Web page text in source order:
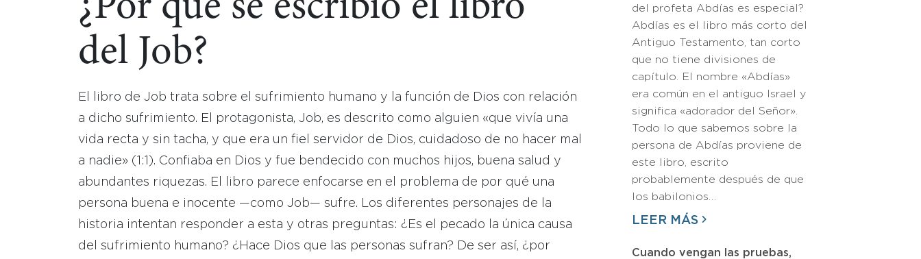
¿Por qué se escribió el libro
del Job?
El libro de Job trata sobre el sufrimiento humano y la función de Dios con relación
a dicho sufrimiento. El protagonista, Job, es descrito como alguien «que vivía una
vida recta y sin tacha, y que era un fiel servidor de Dios, cuidadoso de no hacer mal
a nadie» (1:1). Confiaba en Dios y fue bendecido con muchos hijos, buena salud y
abundantes riquezas. El libro parece enfocarse en el problema de por qué una
persona buena e inocente —como Job— sufre. Los diferentes personajes de la
historia intentan responder a esta y otras preguntas: ¿Es el pecado la única causa
del sufrimiento humano? ¿Hace Dios que las personas sufran? De ser así, ¿por
del profeta Abdías es especial?
Abdías es el libro más corto del
Antiguo Testamento, tan corto
que no tiene divisiones de
capítulo. El nombre «Abdías»
era común en el antiguo Israel y
significa «adorador del Señor».
Todo lo que sabemos sobre la
persona de Abdías proviene de
este libro, escrito
probablemente después de que
los babilonios…
LEER MÁS
Cuando vengan las pruebas,